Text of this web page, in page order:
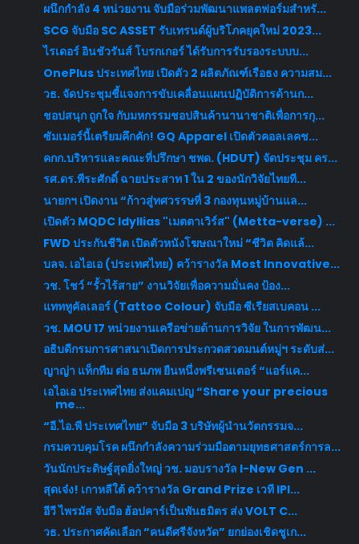
ผนึกกำลัง 4 หน่วยงาน จับมือร่วมพัฒนาแพลตฟอร์มสำหรั...
SCG จับมือ SC ASSET รับเทรนด์ผู้บริโภคยุคใหม่ 2023...
ไรเดอร์ อินชัวรันส์ โบรกเกอร์ ได้รับการรับรองระบบบ...
OnePlus ประเทศไทย เปิดตัว 2 ผลิตภัณฑ์เรือธง ความสม...
วธ. จัดประชุมชี้แจงการขับเคลื่อนแผนปฏิบัติการด้านก...
ชอปสนุก ถูกใจ กับมหกรรมชอปสินค้านานาชาติเพื่อการกุ...
ซัมเมอร์นี้เตรียมคึกคัก! GQ Apparel เปิดตัวคอลเลคช...
คกก.บริหารและคณะที่ปรึกษา ชพด. (HDUT) จัดประชุม คร...
รศ.ดร.พีระศักดิ์ ฉายประสาท 1 ใน 2 ของนักวิจัยไทยที...
นายกฯ เปิดงาน “ก้าวสู่ทศวรรษที่ 3 กองทุนหมู่บ้านแล...
เปิดตัว MQDC Idyllias "เมตตาเวิร์ส" (Metta-verse) ...
FWD ประกันชีวิต เปิดตัวหนังโฆษณาใหม่ “ชีวิต คิดแล้...
บลจ. เอไอเอ (ประเทศไทย) คว้ารางวัล Most Innovative...
วช. โชว์ “รั้วไร้สาย” งานวิจัยเพื่อความมั่นคง ป้อง...
แทททูคัลเลอร์ (Tattoo Colour) จับมือ ซีเรียสเบคอน ...
วช. MOU 17 หน่วยงานเครือข่ายด้านการวิจัย ในการพัฒน...
อธิบดีกรมการศาสนาเปิดการประกวดสวดมนต์หมู่ฯ ระดับส่...
ญาญ่า แท็กทีม ต่อ ธนภพ ยืนหนึ่งพรีเซนเตอร์ “แอร์แค...
เอไอเอ ประเทศไทย ส่งแคมเปญ “Share your precious
me...
“อี.ไอ.พี ประเทศไทย” จับมือ 3 บริษัทผู้นำนวัตกรรมจ...
กรมควบคุมโรค ผนึกกำลังความร่วมมือตามยุทธศาสตร์การล...
วันนักประดิษฐ์สุดยิ่งใหญ่ วช. มอบรางวัล I-New Gen ...
สุดเจ๋ง! เกาหลีใต้ คว้ารางวัล Grand Prize เวที IPI...
อีวี ไพรมัส จับมือ ฮ้อปคาร์เป็นพันธมิตร ส่ง VOLT C...
วธ. ประกาศคัดเลือก “คนดีศรีจังหวัด” ยกย่องเชิดชูเก...